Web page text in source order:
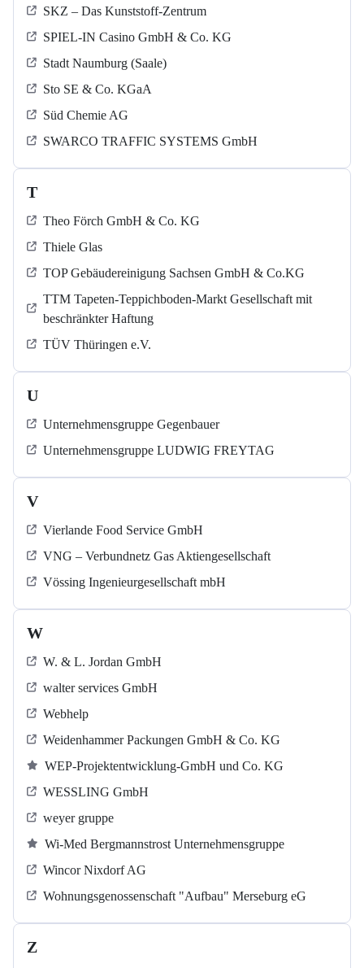
SKZ – Das Kunststoff-Zentrum
SPIEL-IN Casino GmbH & Co. KG
Stadt Naumburg (Saale)
Sto SE & Co. KGaA
Süd Chemie AG
SWARCO TRAFFIC SYSTEMS GmbH
T
Theo Förch GmbH & Co. KG
Thiele Glas
TOP Gebäudereinigung Sachsen GmbH & Co.KG
TTM Tapeten-Teppichboden-Markt Gesellschaft mit
beschränkter Haftung
TÜV Thüringen e.V.
U
Unternehmensgruppe Gegenbauer
Unternehmensgruppe LUDWIG FREYTAG
V
Vierlande Food Service GmbH
VNG – Verbundnetz Gas Aktiengesellschaft
Vössing Ingenieurgesellschaft mbH
W
W. & L. Jordan GmbH
walter services GmbH
Webhelp
Weidenhammer Packungen GmbH & Co. KG
WEP-Projektentwicklung-GmbH und Co. KG
WESSLING GmbH
weyer gruppe
Wi-Med Bergmannstrost Unternehmensgruppe
Wincor Nixdorf AG
Wohnungsgenossenschaft "Aufbau" Merseburg eG
Z